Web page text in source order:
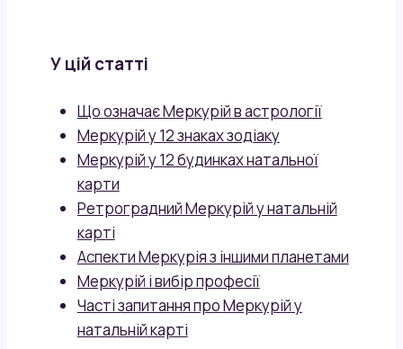
У цій статті
Що означає Меркурій в астрології
Меркурій у 12 знаках зодіаку
Меркурій у 12 будинках натальної
карти
Ретроградний Меркурій у натальній
карті
Аспекти Меркурія з іншими планетами
Меркурій і вибір професії
Часті запитання про Меркурій у
натальній карті